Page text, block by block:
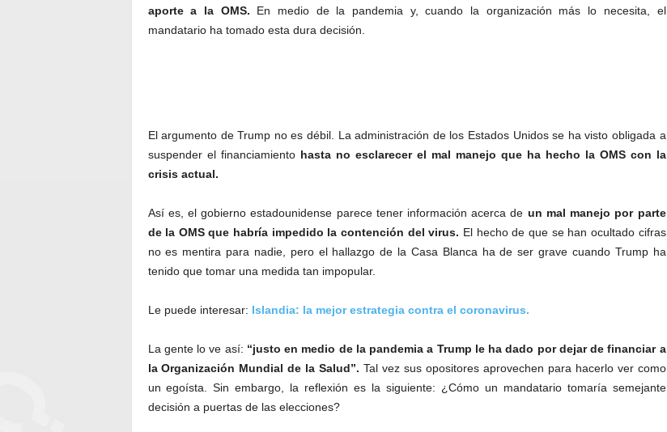
aporte a la OMS. En medio de la pandemia y, cuando la organización más lo necesita, el
mandatario ha tomado esta dura decisión.
El argumento de Trump no es débil. La administración de los Estados Unidos se ha visto obligada a
suspender el financiamiento hasta no esclarecer el mal manejo que ha hecho la OMS con la
crisis actual.
Así es, el gobierno estadounidense parece tener información acerca de un mal manejo por parte
de la OMS que habría impedido la contención del virus. El hecho de que se han ocultado cifras
no es mentira para nadie, pero el hallazgo de la Casa Blanca ha de ser grave cuando Trump ha
tenido que tomar una medida tan impopular.
Le puede interesar: Islandia: la mejor estrategia contra el coronavirus.
La gente lo ve así: “justo en medio de la pandemia a Trump le ha dado por dejar de financiar a
la Organización Mundial de la Salud”. Tal vez sus opositores aprovechen para hacerlo ver como
un egoísta. Sin embargo, la reflexión es la siguiente: ¿Cómo un mandatario tomaría semejante
decisión a puertas de las elecciones?